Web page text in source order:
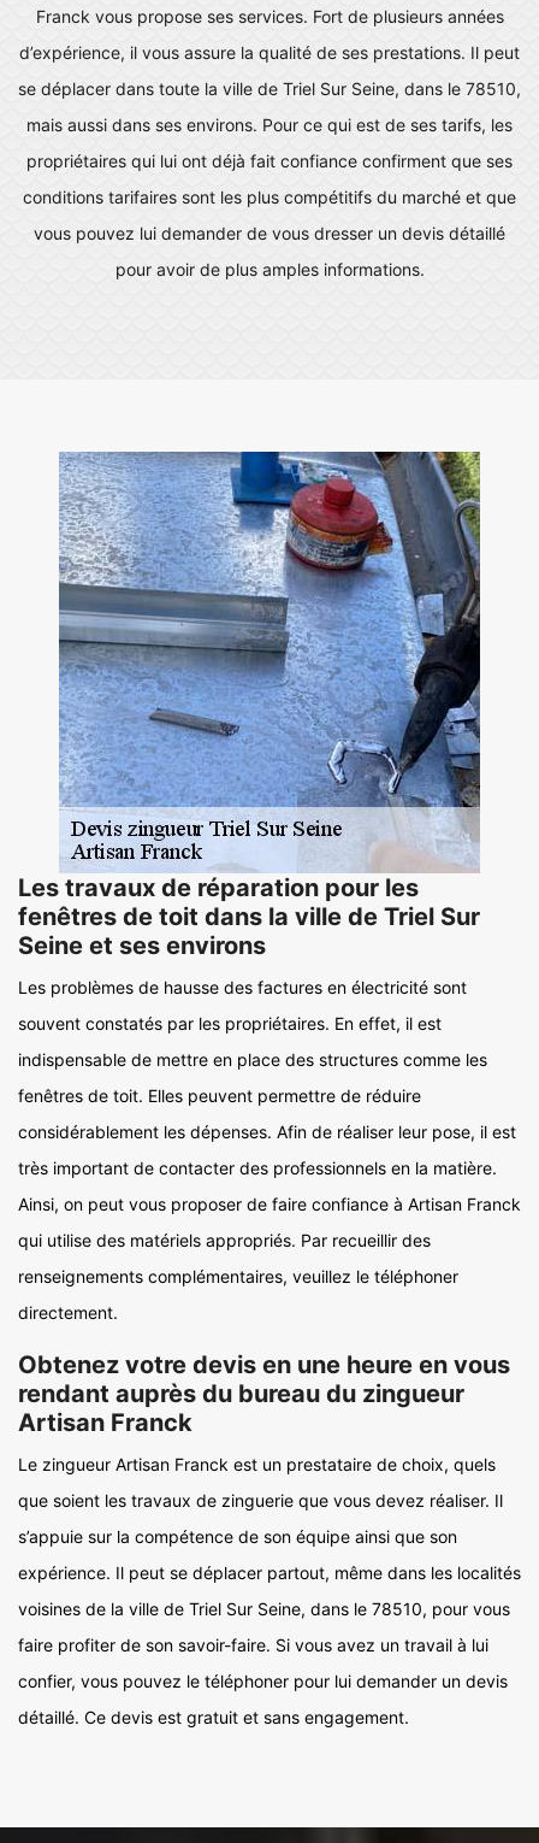
Franck vous propose ses services. Fort de plusieurs années
d’expérience, il vous assure la qualité de ses prestations. Il peut
se déplacer dans toute la ville de Triel Sur Seine, dans le 78510,
mais aussi dans ses environs. Pour ce qui est de ses tarifs, les
propriétaires qui lui ont déjà fait confiance confirment que ses
conditions tarifaires sont les plus compétitifs du marché et que
vous pouvez lui demander de vous dresser un devis détaillé
pour avoir de plus amples informations.
Les travaux de réparation pour les
fenêtres de toit dans la ville de Triel Sur
Seine et ses environs
Les problèmes de hausse des factures en électricité sont
souvent constatés par les propriétaires. En effet, il est
indispensable de mettre en place des structures comme les
fenêtres de toit. Elles peuvent permettre de réduire
considérablement les dépenses. Afin de réaliser leur pose, il est
très important de contacter des professionnels en la matière.
Ainsi, on peut vous proposer de faire confiance à Artisan Franck
qui utilise des matériels appropriés. Par recueillir des
renseignements complémentaires, veuillez le téléphoner
directement.
Obtenez votre devis en une heure en vous
rendant auprès du bureau du zingueur
Artisan Franck
Le zingueur Artisan Franck est un prestataire de choix, quels
que soient les travaux de zinguerie que vous devez réaliser. Il
s’appuie sur la compétence de son équipe ainsi que son
expérience. Il peut se déplacer partout, même dans les localités
voisines de la ville de Triel Sur Seine, dans le 78510, pour vous
faire profiter de son savoir-faire. Si vous avez un travail à lui
confier, vous pouvez le téléphoner pour lui demander un devis
détaillé. Ce devis est gratuit et sans engagement.